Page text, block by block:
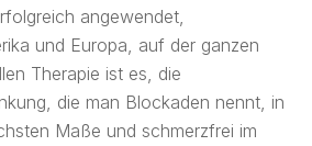
angewendet,
und Europa, auf der ganzen
Therapie ist es, die
die man Blockaden nennt, in
Maße und schmerzfrei im